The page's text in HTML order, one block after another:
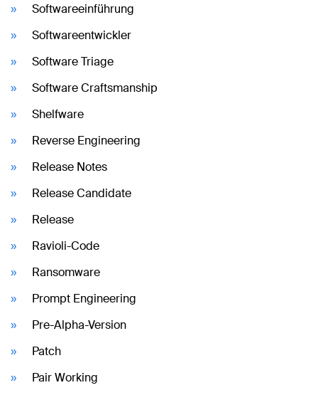
Softwareeinführung
Softwareentwickler
Software Triage
Software Craftsmanship
Shelfware
Reverse Engineering
Release Notes
Release Candidate
Release
Ravioli-Code
Ransomware
Prompt Engineering
Pre-Alpha-Version
Patch
Pair Working